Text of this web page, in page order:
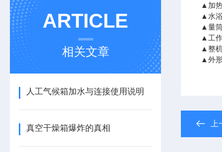
ARTICLE
相关文章
人工气候箱加水与连接使用说明
真空干燥箱爆炸的真相
▲加
▲水
▲量
▲工
▲整
▲外